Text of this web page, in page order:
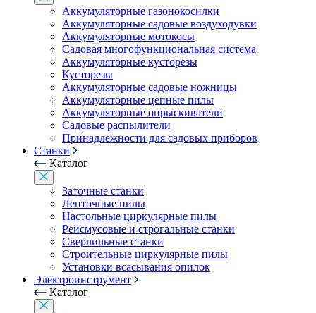
Аккумуляторные газонокосилки
Аккумуляторные садовые воздуходувки
Аккумуляторные мотокосы
Садовая многофункциональная система
Аккумуляторные кусторезы
Кусторезы
Аккумуляторные садовые ножницы
Аккумуляторные цепные пилы
Аккумуляторные опрыскиватели
Садовые распылители
Принадлежности для садовых приборов
Станки
Каталог
Заточные станки
Ленточные пилы
Настольные циркулярные пилы
Рейсмусовые и строгальные станки
Сверлильные станки
Строительные циркулярные пилы
Установки всасывания опилок
Электроинструмент
Каталог